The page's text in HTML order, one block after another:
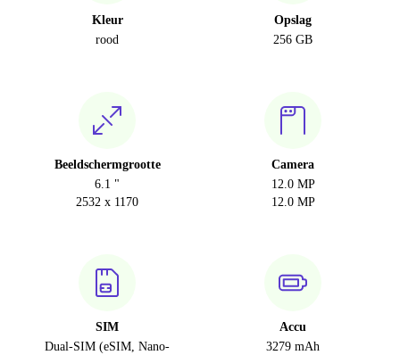
Kleur
rood
Opslag
256 GB
Beeldschermgrootte
6.1 "
2532 x 1170
Camera
12.0 MP
12.0 MP
SIM
Dual-SIM (eSIM, Nano-
Accu
3279 mAh